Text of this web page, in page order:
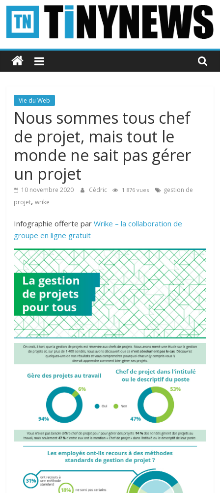
Passer
contenu
Tinynews
Le
belge
connecté
Vie du Web
Nous sommes tous chef
de projet, mais tout le
monde ne sait pas gérer
un projet
10 novembre 2020 Cédric 1 876 vues
gestion de
projet,wrike
Infographie offerte parWrike – la collaboration de
groupe en ligne gratuit